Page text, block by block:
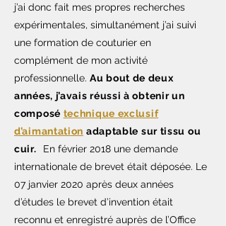
j’ai donc fait mes propres recherches
expérimentales, simultanément j’ai suivi
une formation de couturier en
complément de mon activité
professionnelle. Au bout de deux
années, j’avais réussi à obtenir un
composé technique exclusif
d’aimantation adaptable sur tissu ou
cuir.
En février 2018 une demande
internationale de brevet était déposée. Le
07 janvier 2020 après deux années
d’études le brevet d’invention était
reconnu et enregistré auprès de l’Office